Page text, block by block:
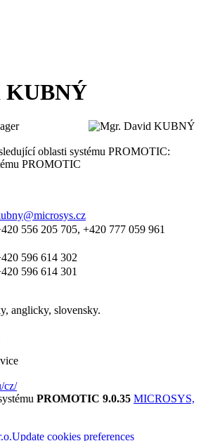
KUBNÝ
oblasti systému PROMOTIC:
PROMOTIC
556 205 705, +420 777 059 961
596 614 302
596 614 301
anglicky, slovensky.
cz/
PROMOTIC 9.0.35 MICROSYS,
Update cookies preferences